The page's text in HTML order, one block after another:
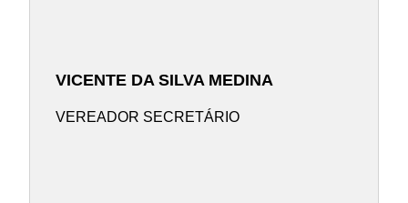
VICENTE DA SILVA MEDINA
VEREADOR SECRETÁRIO